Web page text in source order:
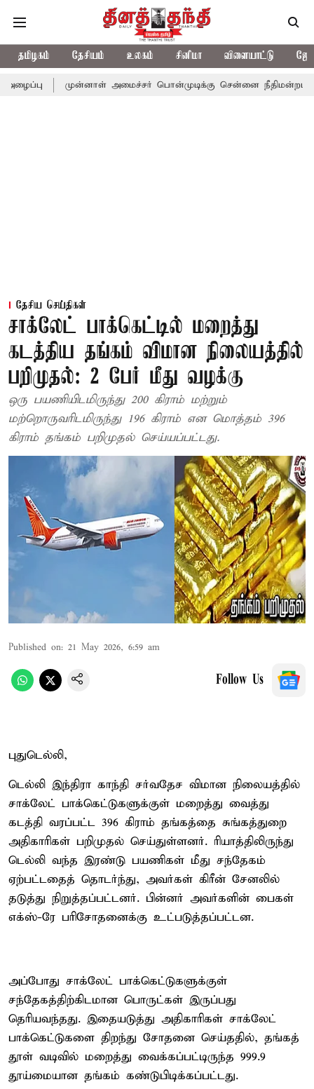
தமிழகம் தேசியம் உலகம் சினிமா விளையாட்டு
முன்னாள் அமைச்சர் பொன்முடிக்கு சென்னை நீதிமன்றம்
தேசிய செய்திகள்
சாக்லேட் பாக்கெட்டில் மறைத்து
கடத்திய தங்கம் விமான நிலையத்தில்
பறிமுதல்: 2 பேர் மீது வழக்கு
ஒரு பயணியிடமிருந்து 200 கிராம் மற்றும்
மற்றொருவரிடமிருந்து 196 கிராம் என மொத்தம் 396
கிராம் தங்கம் பறிமுதல் செய்யப்பட்டது.
Published on: 21 May 2026, 6:59 am
Follow Us
புதுடெல்லி,
டெல்லி இந்திரா காந்தி சர்வதேச விமான நிலையத்தில்
சாக்லேட் பாக்கெட்டுகளுக்குள் மறைத்து வைத்து
கடத்தி வரப்பட்ட 396 கிராம் தங்கத்தை சுங்கத்துறை
அதிகாரிகள் பறிமுதல் செய்துள்ளனர். ரியாத்திலிருந்து
டெல்லி வந்த இரண்டு பயணிகள் மீது சந்தேகம்
ஏற்பட்டதைத் தொடர்ந்து, அவர்கள் கிரீன் சேனலில்
தடுத்து நிறுத்தப்பட்டனர். பின்னர் அவர்களின் பைகள்
எக்ஸ்-ரே பரிசோதனைக்கு உட்படுத்தப்பட்டன.
அப்போது சாக்லேட் பாக்கெட்டுகளுக்குள்
சந்தேகத்திற்கிடமான பொருட்கள் இருப்பது
தெரியவந்தது. இதையடுத்து அதிகாரிகள் சாக்லேட்
பாக்கெட்டுகளை திறந்து சோதனை செய்ததில், தங்கத்
தூள் வடிவில் மறைத்து வைக்கப்பட்டிருந்த 999.9
தூய்மையான தங்கம் கண்டுபிடிக்கப்பட்டது.